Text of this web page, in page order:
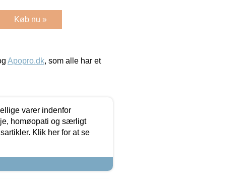
Køb nu »
Apopro.dk, som alle har et
varer indenfor
homøopati og særligt
Klik her for at se